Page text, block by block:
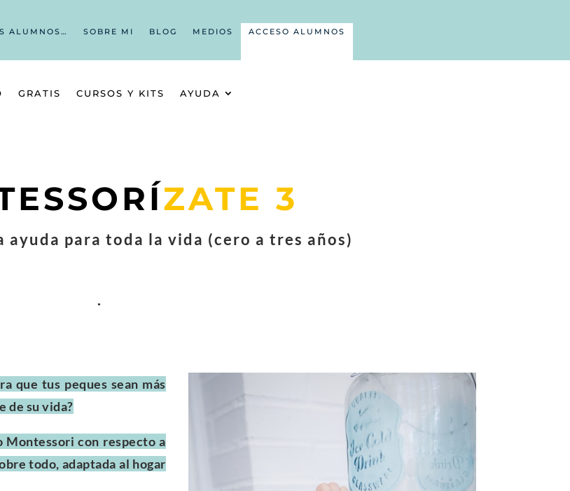
ALUMNOS… SOBRE MI BLOG MEDIOS ACCESO ALUMNOS
GRATIS CURSOS Y KITS AYUDA
ZATE 3
ayuda para toda la vida (cero a tres años)
.
que tus peques sean más
de su vida?
Montessori con respecto a
todo, adaptada al hogar